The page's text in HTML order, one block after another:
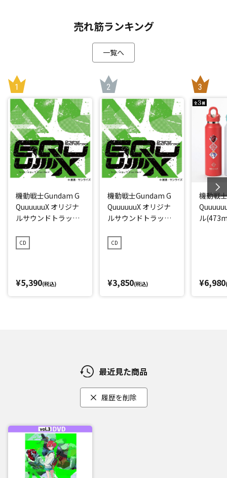
売れ筋ランキング
一覧へ
機動戦士Gundam G
QuuuuuuX オリジナ
ルサウンドトラック
CD
¥5,390(税込)
機動戦士Gundam G
QuuuuuuX オリジナ
ルサウンドトラック
CD
¥3,850(税込)
機動戦
ル
¥6,980
最近見た商品
履歴を削除